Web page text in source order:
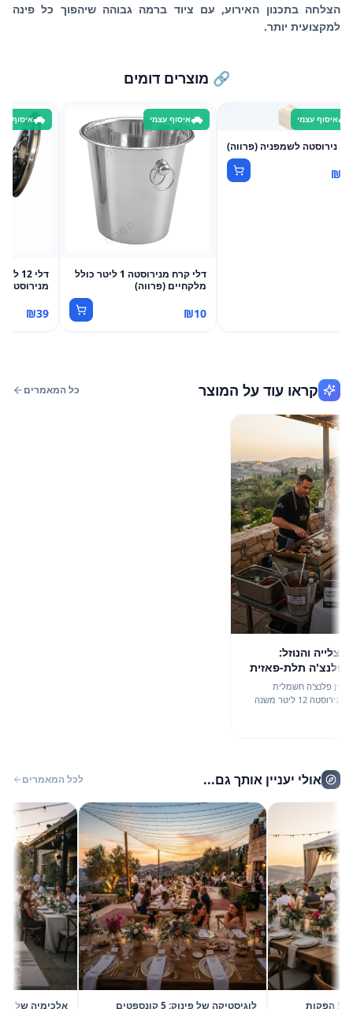
הצלחה בתכנון האירוע, עם ציוד ברמה גבוהה שיהפוך כל פינה
למקצועית יותר.
🔗 מוצרים דומים
📦איסוף עצמי
דלי נירוסטה לשמפניה (פרווה)
₪
איסוף עצמי
דלי קרח מנירוסטה 1 ליטר כולל
מלקחיים (פרווה)
₪10
איסוף
דלי
מנירוסטה
₪39
קראו עוד על המוצר כל המאמרים
והנוזל:
תלת-פאזית
פלנצ'ה חשמלית
עוצמתית תלת-פאזית לדלי נירוסטה 12 ליטר משנה
אולי יעניין אותך גם... לכל המאמרים
בשיא הסטייל: 5 הפקות לוגיסטיקה של פינוק: 5 קונספטים